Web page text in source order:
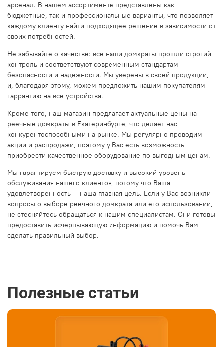
арсенал. В нашем ассортименте представлены как
бюджетные, так и профессиональные варианты, что позволяет
каждому клиенту найти подходящее решение в зависимости от
своих потребностей.
Не забывайте о качестве: все наши домкраты прошли строгий
контроль и соответствуют современным стандартам
безопасности и надежности. Мы уверены в своей продукции,
и, благодаря этому, можем предложить нашим покупателям
гаррантию на все устройства.
Кроме того, наш магазин предлагает актуальные цены на
реечные домкраты в Екатеринбурге, что делает нас
конкурентоспособными на рынке. Мы регулярно проводим
акции и распродажи, поэтому у Вас есть возможность
приобрести качественное оборудование по выгодным ценам.
Мы гарантируем быструю доставку и высокий уровень
обслуживания нашего клиентов, потому что Ваша
удовлетворенность — наша главная цель. Если у Вас возникли
вопросы о выборе реечного домкрата или его использовании,
не стесняйтесь обращаться к нашим специалистам. Они готовы
предоставить исчерпывающую информацию и помочь Вам
сделать правильный выбор.
Полезные статьи